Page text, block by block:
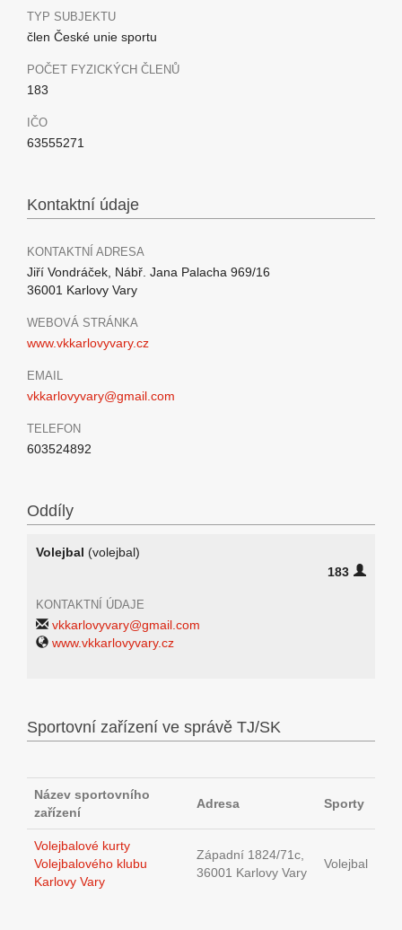
TYP SUBJEKTU
člen České unie sportu
POČET FYZICKÝCH ČLENŮ
183
IČO
63555271
Kontaktní údaje
KONTAKTNÍ ADRESA
Jiří Vondráček, Nábř. Jana Palacha 969/16
36001 Karlovy Vary
WEBOVÁ STRÁNKA
www.vkkarlovyvary.cz
EMAIL
vkkarlovyvary@gmail.com
TELEFON
603524892
Oddíly
Volejbal (volejbal)
183
KONTAKTNÍ ÚDAJE
vkkarlovyvary@gmail.com
www.vkkarlovyvary.cz
Sportovní zařízení ve správě TJ/SK
Název sportovního
zařízení
Adresa Sporty
Volejbalové kurty
Volejbalového klubu
Karlovy Vary
Západní 1824/71c,
36001 Karlovy Vary
Volejbal